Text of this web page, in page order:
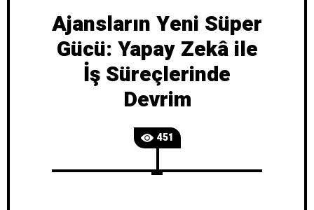
Ajansların Yeni Süper
Gücü: Yapay Zekâ ile
İş Süreçlerinde
Devrim
451